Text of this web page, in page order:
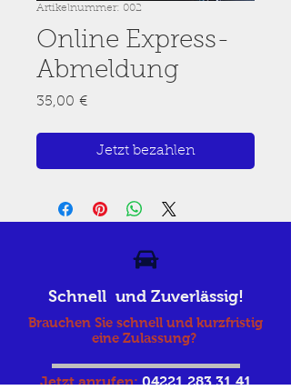
Artikelnummer: 002
Online Express-
Abmeldung
35,00 €Preis
Jetzt bezahlen
Schnell und Zuverlässig!
Brauchen Sie schnell und kurzfristig
eine Zulassung?
Jetzt anrufen: 04221 283 31 41